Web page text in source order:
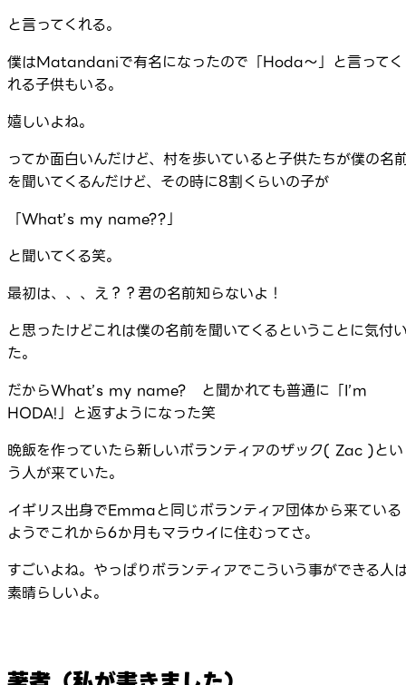
と言ってくれる。
僕はMatandaniで有名になったので「Hoda～」と言ってく
れる子供もいる。
嬉しいよね。
ってか面白いんだけど、村を歩いていると子供たちが僕の名
を聞いてくるんだけど、その時に8割くらいの子が
「What’s my name??」
と聞いてくる笑。
最初は、、、え？？君の名前知らないよ！
と思ったけどこれは僕の名前を聞いてくるということに気付
た。
だからWhat’s my name? と聞かれても普通に「I’m
HODA!」と返すようになった笑
晩飯を作っていたら新しいボランティアのザック( Zac )とい
う人が来ていた。
イギリス出身でEmmaと同じボランティア団体から来ている
ようでこれから6か月もマラウイに住むってさ。
すごいよね。やっぱりボランティアでこういう事ができる人
素晴らしいよ。